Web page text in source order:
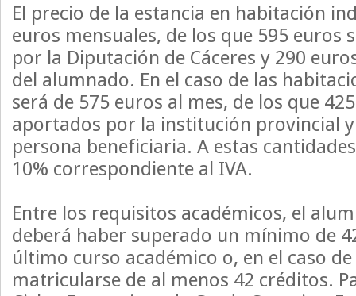
El precio de la estancia en habitación
euros mensuales, de los que 595 euros
por la Diputación de Cáceres y 290
del alumnado. En el caso de las
será de 575 euros al mes, de los que
aportados por la institución provincial
persona beneficiaria. A estas
10% correspondiente al IVA.
Entre los requisitos académicos, el
deberá haber superado un mínimo de
último curso académico o, en el caso
matricularse de al menos 42 créditos.